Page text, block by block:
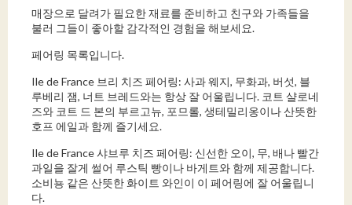
매장으로 달려가 필요한 재료를 준비하고 친구와 가족들을
불러 그들이 좋아할 감각적인 경험을 해보세요.
페어링 목록입니다.
Ile de France 브리 치즈 페어링: 사과 웨지, 무화과, 버섯, 블
루베리 잼, 너트 브레드와는 항상 잘 어울립니다. 코트 샬로네
즈와 코트 드 본의 부르고뉴, 포므롤, 생테밀리옹이나 산뜻한
호프 에일과 함께 즐기세요.
Ile de France 샤브루 치즈 페어링: 신선한 오이, 무, 배나 빨간
과일을 잘게 썰어 루스틱 빵이나 바게트와 함께 제공합니다.
소비뇽 같은 산뜻한 화이트 와인이 이 페어링에 잘 어울립니
다.